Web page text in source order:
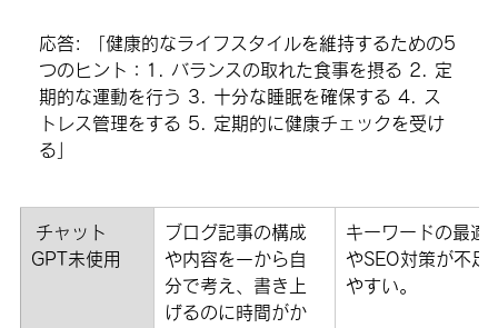
応答: 「健康的なライフスタイルを維持するための5
つのヒント：1. バランスの取れた食事を摂る 2. 定
期的な運動を行う 3. 十分な睡眠を確保する 4. ス
トレス管理をする 5. 定期的に健康チェックを受け
る」
チャット
GPT未使用
ブログ記事の構成
や内容を一から自
分で考え、書き上
げるのに時間がか
キーワードの最適
やSEO対策が不足
やすい。